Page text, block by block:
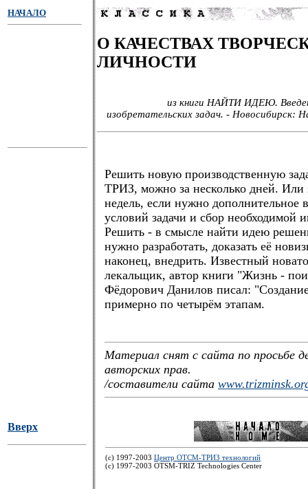
НАЧАЛО
О КАЧЕСТВАХ
ЛИЧНОСТИ
из книги НАЙТИ ИДЕЮ.
изобретательских задач. - Новосибирск:
Решить новую производственную
ТРИЗ, можно за несколько дней. Или
недель, если нужно дополнительное
условий задачи и сбор необходимой
Решить - в смысле найти идею
нужно разработать, доказать её
наконец, внедрить. Известный
лекальщик, автор книги "Жизнь -
Фёдорович Данилов писал:
примерно по четырём этапам.
Материал снят с сайта по просьбе
авторских прав.
/составители сайта
Вверх
(c) 1997-2003 Центр ОТСМ-ТРИЗ технологий
(с) 1997-2003 OTSM-TRIZ Technologies Center